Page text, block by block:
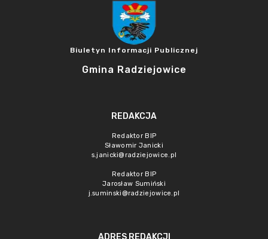
Biuletyn Informacji Publicznej
Gmina Radziejowice
REDAKCJA
Redaktor BIP
Sławomir Janicki
s.janicki@radziejowice.pl
Redaktor BIP
Jarosław Sumiński
j.suminski@radziejowice.pl
ADRES REDAKCJI